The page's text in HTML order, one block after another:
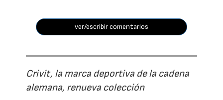
ver/escribir comentarios
Crivit, la marca deportiva de la cadena
alemana, renueva colección